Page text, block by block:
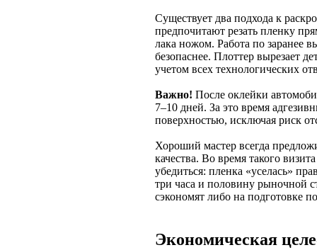
Существует два подхода к
предпочитают резать пленку
лака ножом. Работа по заранее
безопаснее. Плоттер вырезает
учетом всех технологических
Важно! После оклейки
7–10 дней. За это время
поверхностью, исключая риск
Хороший мастер всегда
качества. Во время такого
убедиться: пленка «уселась»
три часа и половину рыночной
сэкономят либо на подготовке
Экономическая